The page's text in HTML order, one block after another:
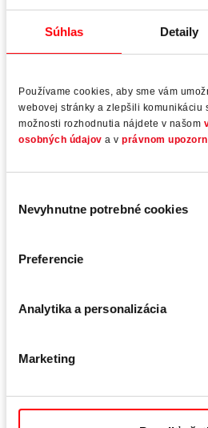
Súhlas Detaily
Používame cookies, aby sme vám
webovej stránky a zlepšili komunikáciu
možnosti rozhodnutia nájdete v našom
osobných údajov a v právnom
súhlasu
Nevyhnutne potrebné cookies
Preferencie
Analytika a personalizácia
Marketing
Roto Object Business
Istota pri plánovaní a realizácii
mieru
Technicky a esteticky náročná
vyžaduje inovatívne riešenia
okná a dvere, pre ktoré sa
šité riešenia.